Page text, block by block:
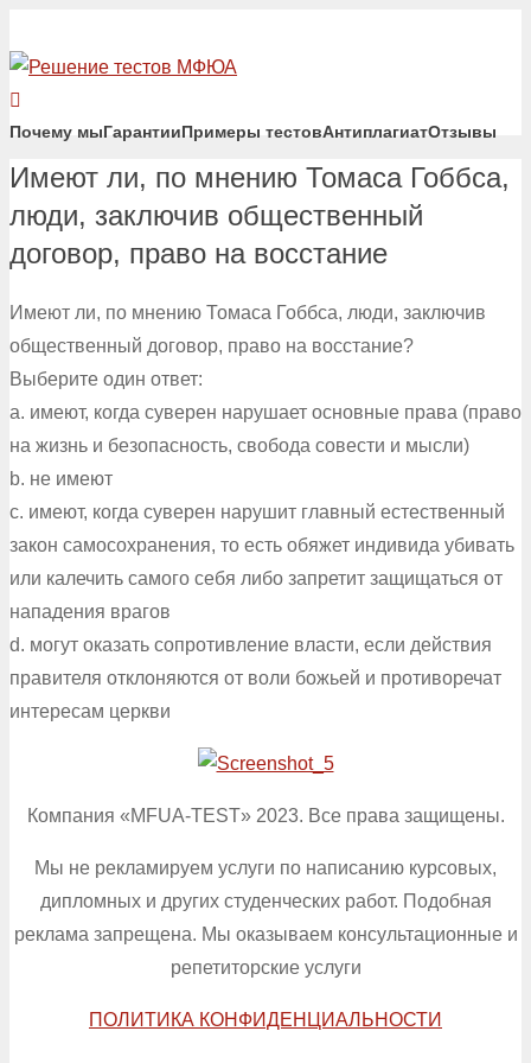
Почему мыГарантииПримеры тестовАнтиплагиатОтзывы
Имеют ли, по мнению Томаса Гоббса,
люди, заключив общественный
договор, право на восстание
Имеют ли, по мнению Томаса Гоббса, люди, заключив
общественный договор, право на восстание?
Выберите один ответ:
a. имеют, когда суверен нарушает основные права (право
на жизнь и безопасность, свобода совести и мысли)
b. не имеют
c. имеют, когда суверен нарушит главный естественный
закон самосохранения, то есть обяжет индивида убивать
или калечить самого себя либо запретит защищаться от
нападения врагов
d. могут оказать сопротивление власти, если действия
правителя отклоняются от воли божьей и противоречат
интересам церкви
Компания «MFUA-TEST» 2023. Все права защищены.
Мы не рекламируем услуги по написанию курсовых,
дипломных и других студенческих работ. Подобная
реклама запрещена. Мы оказываем консультационные и
репетиторские услуги
ПОЛИТИКА КОНФИДЕНЦИАЛЬНОСТИ